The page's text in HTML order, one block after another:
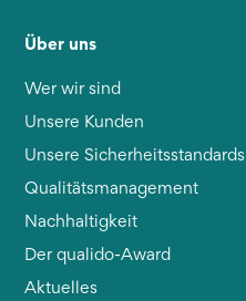
Über uns
Wer wir sind
Unsere Kunden
Unsere Sicherheitsstandards
Qualitätsmanagement
Nachhaltigkeit
Der qualido-Award
Aktuelles